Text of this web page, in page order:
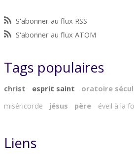
S'abonner au flux RSS
S'abonner au flux ATOM
Tags populaires
christ esprit saint oratoire
miséricorde
jésus père éveil à la
Liens